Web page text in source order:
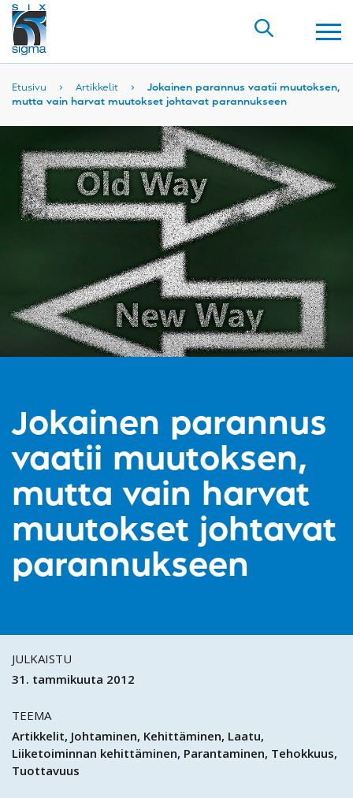
Etusivu › Artikkelit ›
Jokainen parannus vaatii muutoksen,
mutta vain harvat muutokset johtavat parannukseen
Jokainen parannus
vaatii muutoksen,
mutta vain harvat
muutokset johtavat
parannukseen
JULKAISTU
31. tammikuuta 2012
TEEMA
Artikkelit Johtaminen Kehittäminen Laatu
Liiketoiminnan kehittäminen Parantaminen Tehokkuus
Tuottavuus